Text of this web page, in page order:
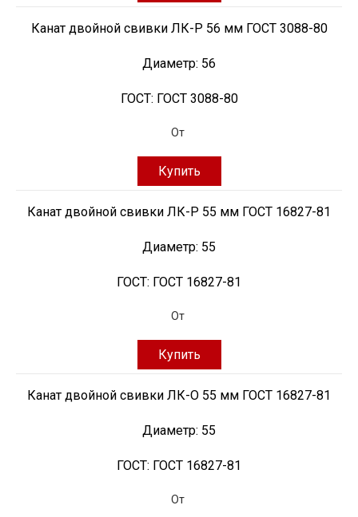
Канат двойной свивки ЛК-Р 56 мм ГОСТ 3088-80
Диаметр: 56
ГОСТ: ГОСТ 3088-80
От
Купить
Канат двойной свивки ЛК-Р 55 мм ГОСТ 16827-81
Диаметр: 55
ГОСТ: ГОСТ 16827-81
От
Купить
Канат двойной свивки ЛК-О 55 мм ГОСТ 16827-81
Диаметр: 55
ГОСТ: ГОСТ 16827-81
От